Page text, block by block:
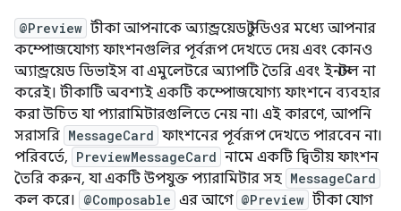
@Preview টীকা আপনাকে অ্যান্ড্রয়েড স্টুডিওর মধ্যে আপনার
কম্পোজযোগ্য ফাংশনগুলির পূর্বরূপ দেখতে দেয় এবং কোনও
অ্যান্ড্রয়েড ডিভাইস বা এমুলেটরে অ্যাপটি তৈরি এবং ইনস্টল না
করেই। টীকাটি অবশ্যই একটি কম্পোজযোগ্য ফাংশনে ব্যবহার
করা উচিত যা প্যারামিটারগুলিতে নেয় না। এই কারণে, আপনি
সরাসরি MessageCard ফাংশনের পূর্বরূপ দেখতে পারবেন না।
পরিবর্তে, PreviewMessageCard নামে একটি দ্বিতীয় ফাংশন
তৈরি করুন, যা একটি উপযুক্ত প্যারামিটার সহ MessageCard
কল করে। @Composable এর আগে @Preview টীকা যোগ